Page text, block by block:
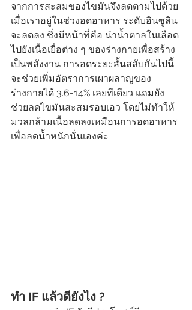
จากการสะสมของไขมันจึงลดตามไปด้วย
เมื่อเราอยู่ในช่วงอดอาหาร ระดับอินซูลิน
จะลดลง ซึ่งมีหน้าที่คือ นำน้ำตาลในเลือด
ไปยังเนื้อเยื่อต่าง ๆ ของร่างกายเพื่อสร้าง
เป็นพลังงาน การอดระยะสั้นสลับกันไปนี้
จะช่วยเพิ่มอัตราการเผาผลาญของ
ร่างกายได้ 3.6-14% เลยทีเดียว แถมยัง
ช่วยลดไขมันสะสมรอบเอว โดยไม่ทำให้
มวลกล้ามเนื้อลดลงเหมือนการอดอาหาร
เพื่อลดน้ำหนักนั่นเองค่ะ
ทำ IF แล้วดียังไง ?